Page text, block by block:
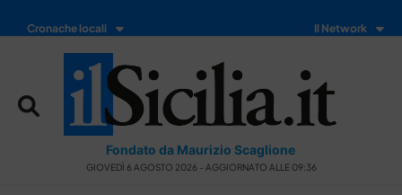
Cronache locali Il Network
Fondato da Maurizio Scaglione
GIOVEDÌ 6 AGOSTO 2026 - AGGIORNATO ALLE 09:36